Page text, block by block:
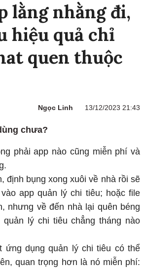
lằng nhằng đi,
hiệu quả chỉ
quen thuộc
Ngọc Linh 13/12/2023 21:43
chưa?
phải app nào cũng miễn phí và
định bụng xong xuôi về nhà rồi sẽ
app quản lý chi tiêu; hoặc file
nhưng về đến nhà lại quên béng
lý chi tiêu chẳng tháng nào
ứng dụng quản lý chi tiêu có thể
quan trọng hơn là nó miễn phí: